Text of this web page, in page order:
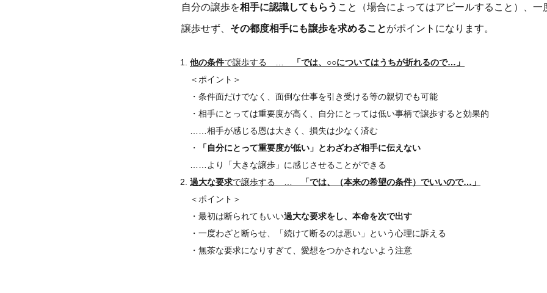
自分の譲歩を相手に認識してもらう こと（場合によってはアピールすること）、一
譲歩せず、 その都度相手にも譲歩を求めることがポイントになります。
他の条件で譲歩する …
「では、○○についてはうちが折れるので…」
＜ポイント＞
・条件面だけでなく、面倒な仕事を引き受ける等の親切でも可能
・相手にとっては重要度が高く、自分にとっては低い事柄で譲歩すると効果的
……相手が感じる恩は大きく、損失は少なく済む
・
「自分にとって重要度が低い」とわざわざ相手に伝えない
……より「大きな譲歩」に感じさせることができる
過大な要求で譲歩する …
「では、（本来の希望の条件）でいいので…」
＜ポイント＞
・最初は断られてもいい過大な要求をし、本命を次で出す
・一度わざと断らせ、「続けて断るのは悪い」という心理に訴える
・無茶な要求になりすぎて、愛想をつかされないよう注意